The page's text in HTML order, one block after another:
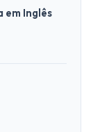
em Inglês